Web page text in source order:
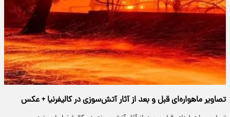
تصاویر ماهواره‌ای قبل و بعد از آثار آتش‌سوزی در کالیفرنیا + عکس